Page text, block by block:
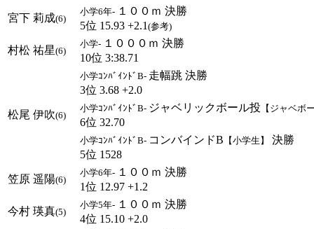
宮下 莉成(6)
小学6年- １００ｍ 決勝
5位 15.93 +2.1 (参考)
村松 祐星(6)
小学- １０００ｍ 決勝
10位 3:38.71
松尾 伊吹(6)
小学ｺﾝﾊﾞｲﾝﾄﾞB- 走幅跳 決勝
3位 3.68 +2.0
小学ｺﾝﾊﾞｲﾝﾄﾞB- ジャベリックボール投 【ジャベボ
6位 32.70
小学ｺﾝﾊﾞｲﾝﾄﾞB- コンバインドB 【小学生】
決勝
5位 1528
笠原 遥陽(6)
小学6年- １００ｍ 決勝
1位 12.97 +1.2
今村 瑛真(5)
小学5年- １００ｍ 決勝
4位 15.10 +2.0